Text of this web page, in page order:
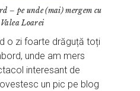
– pe unde (mai) mergem cu
Loarei
o zi foarte drăguță toți
unde am mers
interesant de
un pic pe blog